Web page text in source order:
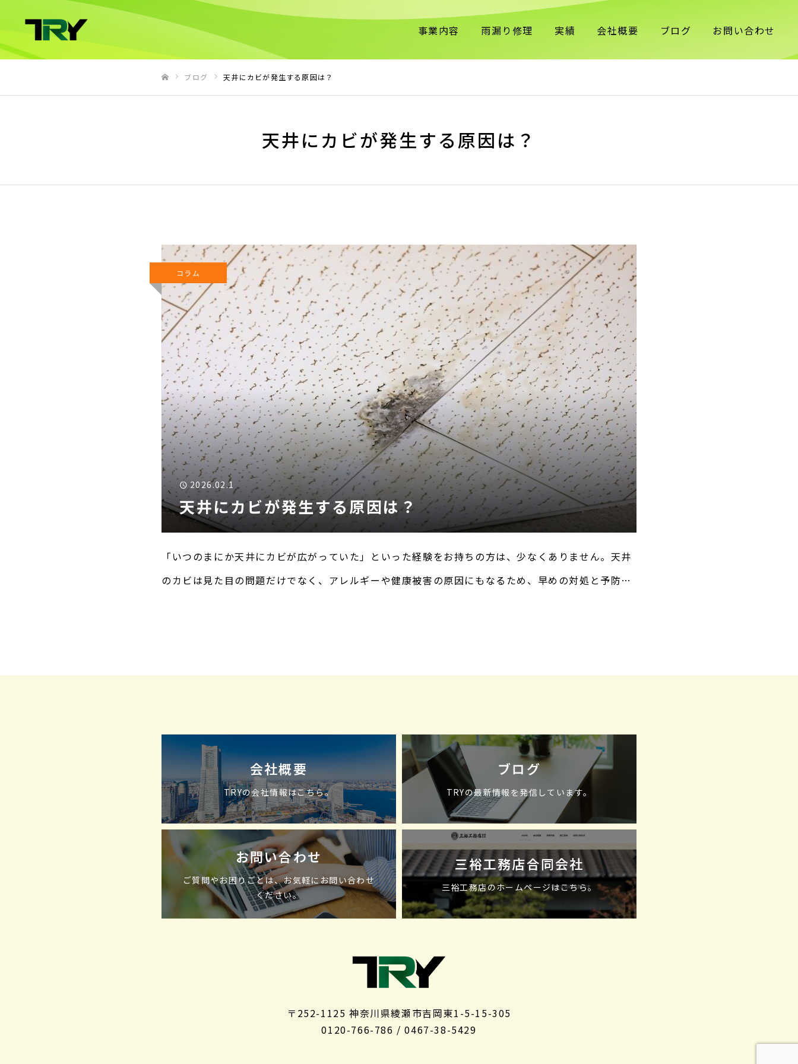
事業内容 雨漏り修理 実績 会社概要 ブログ お問い合わせ
ブログ 天井にカビが発生する原因は？
天井にカビが発生する原因は？
コラム
2026.02.1
天井にカビが発生する原因は？
「いつのまにか天井にカビが広がっていた」といった経験をお持ちの方は、少なくありません。天井
のカビは見た目の問題だけでなく、アレルギーや健康被害の原因にもなるため、早めの対処と予防が
会社概要
TRYの会社情報はこちら。
ブログ
TRYの最新情報を発信しています。
お問い合わせ
ご質問やお困りごとは、お気軽にお問い合わせ
ください。
三裕工務店合同会社
三裕工務店のホームページはこちら。
〒252-1125 神奈川県綾瀬市吉岡東1-5-15-305
0120-766-786 / 0467-38-5429